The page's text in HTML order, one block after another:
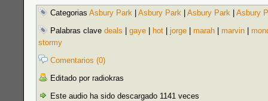
Categorias Asbury Park Asbury Park Asbury Park
Asbury
Palabras clave deals gaye hot jorge marah marvin
stormy
Comentarios (0)
Editado por radiokras
Este audio ha sido descargado 1141 veces